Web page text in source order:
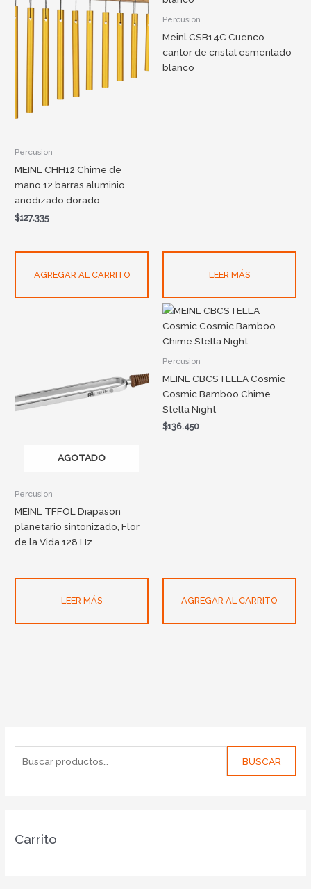
BUSCAR
Carrito
Percusion
MEINL CHH12 Chime de
mano 12 barras aluminio
anodizado dorado
$127.335
AGREGAR AL CARRITO
Percusion
Meinl CSB14C Cuenco
cantor de cristal esmerilado
blanco
LEER MÁS
AGOTADO
Percusion
MEINL TFFOL Diapason
planetario sintonizado, Flor
de la Vida 128 Hz
LEER MÁS
Percusion
MEINL CBCSTELLA Cosmic
Cosmic Bamboo Chime
Stella Night
$136.450
AGREGAR AL CARRITO